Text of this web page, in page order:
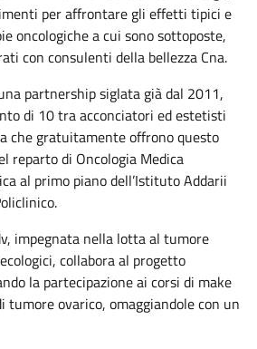
per affrontare gli effetti tipici e
oncologiche a cui sono sottoposte,
con consulenti della bellezza Cna.
partnership siglata già dal 2011,
di 10 tra acconciatori ed estetisti
che gratuitamente offrono questo
reparto di Oncologia Medica
al primo piano dell’Istituto Addarii
impegnata nella lotta al tumore
collabora al progetto
la partecipazione ai corsi di make
tumore ovarico, omaggiandole con un